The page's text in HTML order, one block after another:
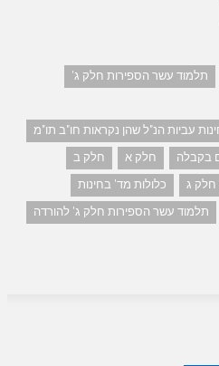
תלמוד עשר הספירות חלק ג'
עביות הנ"ל שהן נקראות חו"ב תו"מ
בקבלה חלק א
חלק ב
חלק ג
כלולות מד' בחינות
תלמוד עשר הספירות חלק ג' להורדה